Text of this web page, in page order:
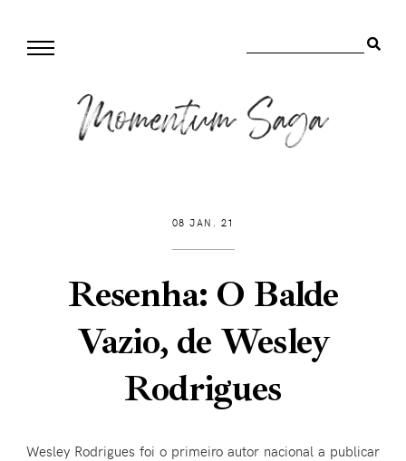
08 JAN. 21
Resenha: O Balde
Vazio, de Wesley
Rodrigues
Wesley Rodrigues foi o primeiro autor nacional a publicar